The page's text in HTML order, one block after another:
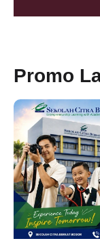
Promo